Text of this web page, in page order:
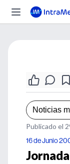
Noticias
Publicado el
16 de Junio